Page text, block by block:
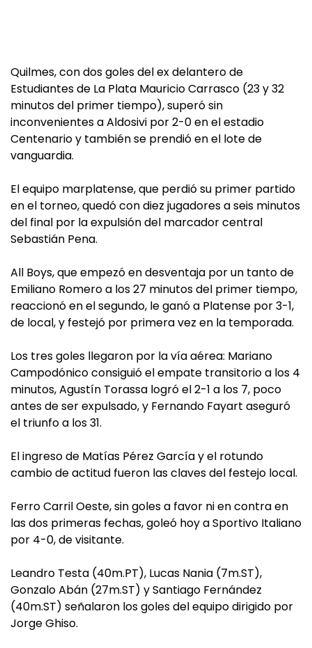
Quilmes, con dos goles del ex delantero de
Estudiantes de La Plata Mauricio Carrasco (23 y 32
minutos del primer tiempo), superó sin
inconvenientes a Aldosivi por 2-0 en el estadio
Centenario y también se prendió en el lote de
vanguardia.
El equipo marplatense, que perdió su primer partido
en el torneo, quedó con diez jugadores a seis minutos
del final por la expulsión del marcador central
Sebastián Pena.
All Boys, que empezó en desventaja por un tanto de
Emiliano Romero a los 27 minutos del primer tiempo,
reaccionó en el segundo, le ganó a Platense por 3-1,
de local, y festejó por primera vez en la temporada.
Los tres goles llegaron por la vía aérea: Mariano
Campodónico consiguió el empate transitorio a los 4
minutos, Agustín Torassa logró el 2-1 a los 7, poco
antes de ser expulsado, y Fernando Fayart aseguró
el triunfo a los 31.
El ingreso de Matías Pérez García y el rotundo
cambio de actitud fueron las claves del festejo local.
Ferro Carril Oeste, sin goles a favor ni en contra en
las dos primeras fechas, goleó hoy a Sportivo Italiano
por 4-0, de visitante.
Leandro Testa (40m.PT), Lucas Nania (7m.ST),
Gonzalo Abán (27m.ST) y Santiago Fernández
(40m.ST) señalaron los goles del equipo dirigido por
Jorge Ghiso.